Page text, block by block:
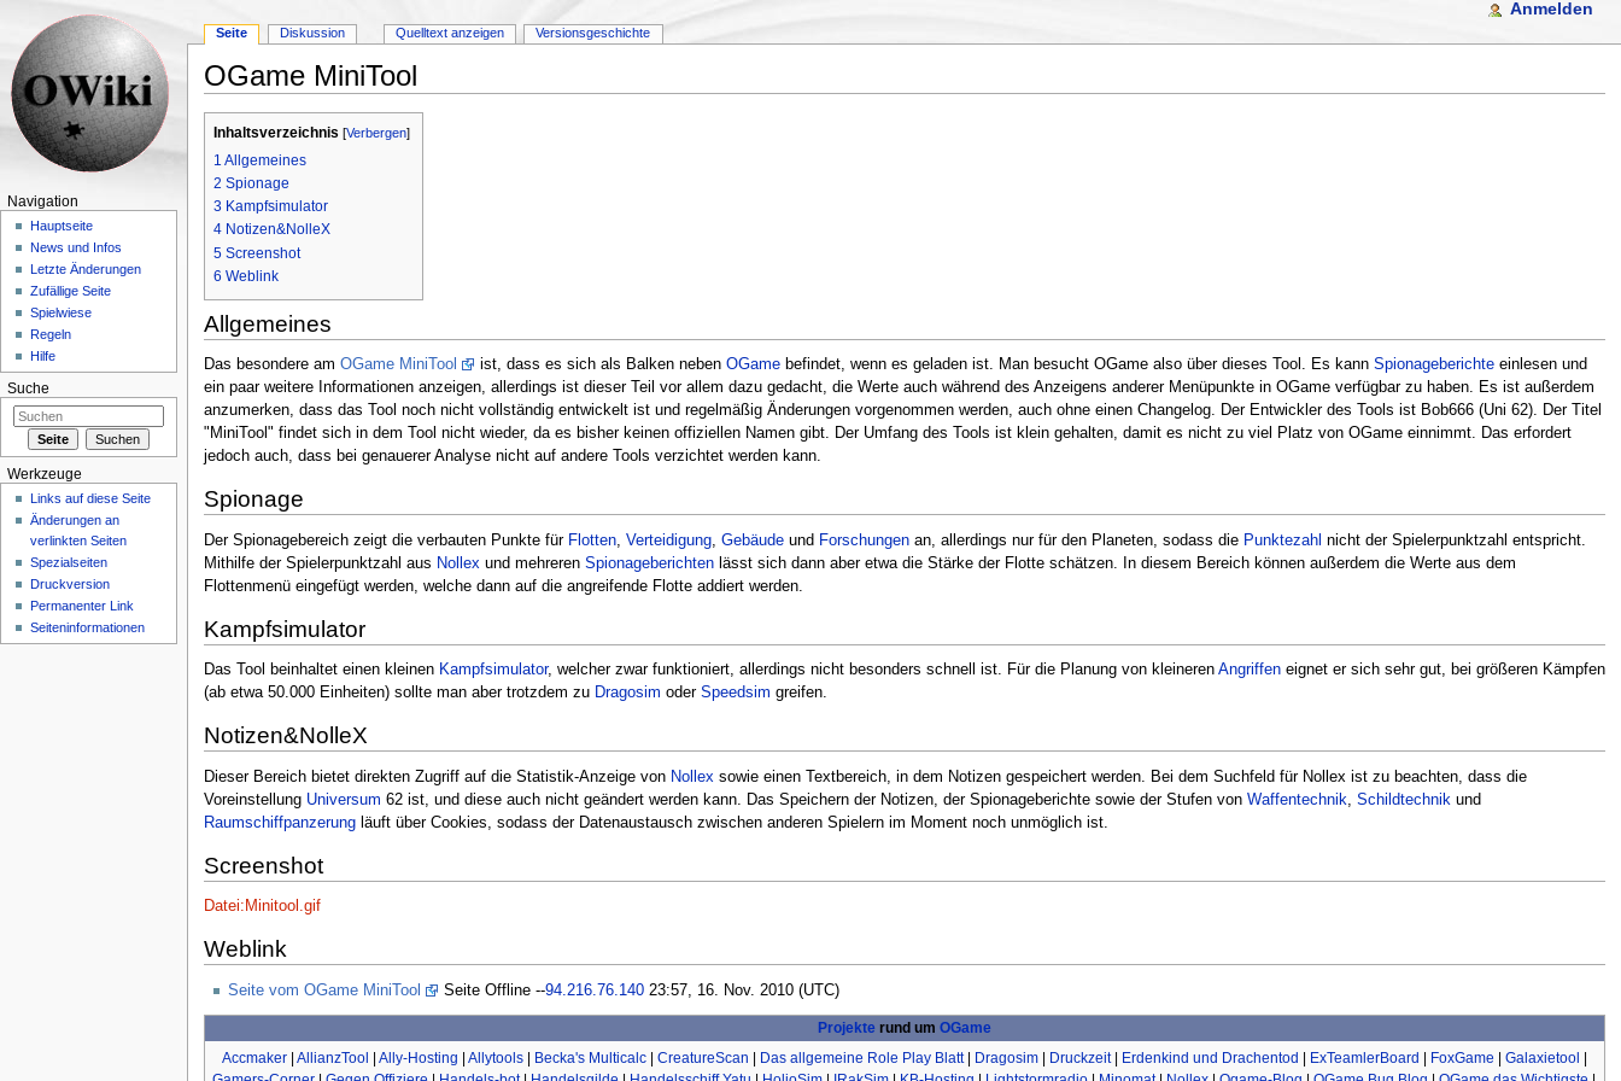
OGame MiniTool
Inhaltsverzeichnis [Verbergen]
1 Allgemeines
2 Spionage
3 Kampfsimulator
4 Notizen&NolleX
5 Screenshot
6 Weblink
Allgemeines
Das besondere am OGame MiniTool ist, dass es sich als Balken neben OGamebefindet, wenn es geladen ist. Man besucht OGame also über dieses Tool. Es kann Spionageberichteeinlesen und
ein paar weitere Informationen anzeigen, allerdings ist dieser Teil vor allem dazu gedacht, die Werte auch während des Anzeigens anderer Menüpunkte in OGame verfügbar zu haben. Es ist außerdem
anzumerken, dass das Tool noch nicht vollständig entwickelt ist und regelmäßig Änderungen vorgenommen werden, auch ohne einen Changelog. Der Entwickler des Tools ist Bob666 (Uni 62). Der Titel
"MiniTool" findet sich in dem Tool nicht wieder, da es bisher keinen offiziellen Namen gibt. Der Umfang des Tools ist klein gehalten, damit es nicht zu viel Platz von OGame einnimmt. Das erfordert
jedoch auch, dass bei genauerer Analyse nicht auf andere Tools verzichtet werden kann.
Spionage
Der Spionagebereich zeigt die verbauten Punkte für Flotten, Verteidigung, Gebäudeund Forschungenan, allerdings nur für den Planeten, sodass die Punktezahl nicht der Spielerpunktzahl entspricht.
Mithilfe der Spielerpunktzahl aus Nollexund mehreren Spionageberichtenlässt sich dann aber etwa die Stärke der Flotte schätzen. In diesem Bereich können außerdem die Werte aus dem
Flottenmenü eingefügt werden, welche dann auf die angreifende Flotte addiert werden.
Kampfsimulator
Das Tool beinhaltet einen kleinen Kampfsimulator, welcher zwar funktioniert, allerdings nicht besonders schnell ist. Für die Planung von kleineren Angriffeneignet er sich sehr gut, bei größeren Kämpfen
(ab etwa 50.000 Einheiten) sollte man aber trotzdem zu Dragosim oder Speedsim greifen.
Notizen&NolleX
Dieser Bereich bietet direkten Zugriff auf die Statistik-Anzeige von Nollexsowie einen Textbereich, in dem Notizen gespeichert werden. Bei dem Suchfeld für Nollex ist zu beachten, dass die
Voreinstellung Universum 62 ist, und diese auch nicht geändert werden kann. Das Speichern der Notizen, der Spionageberichte sowie der Stufen von Waffentechnik, Schildtechnikund
Raumschiffpanzerungläuft über Cookies, sodass der Datenaustausch zwischen anderen Spielern im Moment noch unmöglich ist.
Screenshot
Datei:Minitool.gif
Weblink
Seite vom OGame MiniTool Seite Offline --94.216.76.14023:57, 16. Nov. 2010 (UTC)
Projekte rund um OGame
Accmaker| AllianzTool | Ally-Hosting | Allytools| Becka's Multicalc| CreatureScan | Das allgemeine Role Play Blatt| Dragosim| Druckzeit| Erdenkind und Drachentod | ExTeamlerBoard | FoxGame | Galaxietool |
Seite Diskussion Quelltext anzeigen Versionsgeschichte
Anmelden
Navigation
Hauptseite
News und Infos
Letzte Änderungen
Zufällige Seite
Spielwiese
Regeln
Hilfe
Suche
Werkzeuge
Links auf diese Seite
Änderungen an
verlinkten Seiten
Spezialseiten
Druckversion
Permanenter Link
Seiteninformationen